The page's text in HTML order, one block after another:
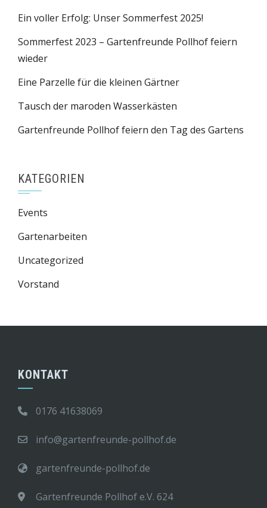
Ein voller Erfolg: Unser Sommerfest 2025!
Sommerfest 2023 – Gartenfreunde Pollhof feiern
wieder
Eine Parzelle für die kleinen Gärtner
Tausch der maroden Wasserkästen
Gartenfreunde Pollhof feiern den Tag des Gartens
KATEGORIEN
Events
Gartenarbeiten
Uncategorized
Vorstand
KONTAKT
0176 41638069
info@gartenfreunde-pollhof.de
gartenfreunde-pollhof.de
Gartenfreunde Pollhof e.V. 624